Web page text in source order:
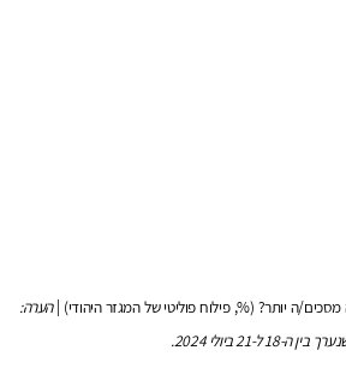
ה יותר? (%, פילוח פוליטי של המגזר היהודי) |הערה:
21 ביולי 2024.